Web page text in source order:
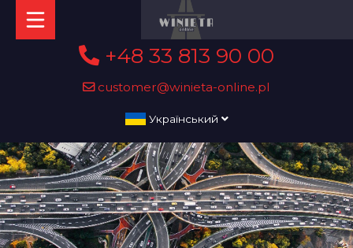
+48 33 813 90 00
customer@winieta-online.pl
Український